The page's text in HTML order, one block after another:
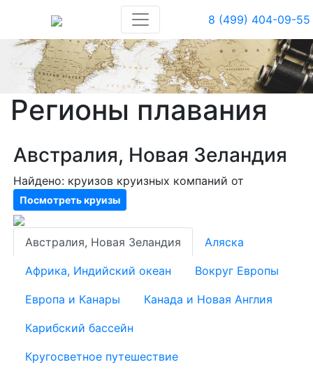
8 (499) 404-09-55
Регионы плавания
Австралия, Новая Зеландия
Найдено: круизов круизных компаний от
Посмотреть круизы
Австралия, Новая Зеландия Аляска
Африка, Индийский океан Вокруг Европы
Европа и Канары Канада и Новая Англия
Карибский бассейн
Кругосветное путешествие